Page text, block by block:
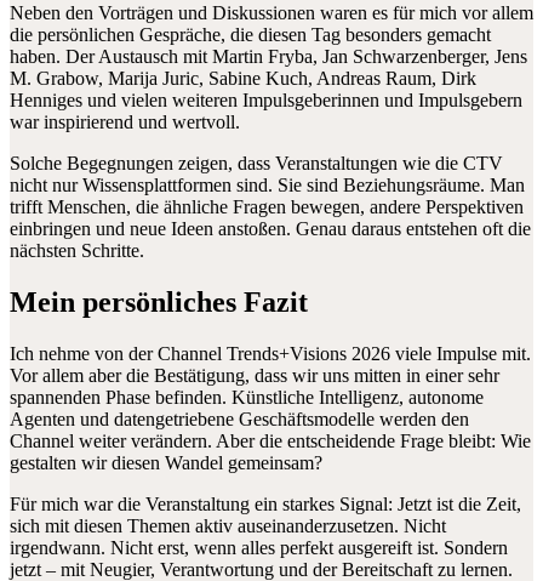
Neben den Vorträgen und Diskussionen waren es für mich vor allem
die persönlichen Gespräche, die diesen Tag besonders gemacht
haben. Der Austausch mit Martin Fryba, Jan Schwarzenberger, Jens
M. Grabow, Marija Juric, Sabine Kuch, Andreas Raum, Dirk
Henniges und vielen weiteren Impulsgeberinnen und Impulsgebern
war inspirierend und wertvoll.
Solche Begegnungen zeigen, dass Veranstaltungen wie die CTV
nicht nur Wissensplattformen sind. Sie sind Beziehungsräume. Man
trifft Menschen, die ähnliche Fragen bewegen, andere Perspektiven
einbringen und neue Ideen anstoßen. Genau daraus entstehen oft die
nächsten Schritte.
Mein persönliches Fazit
Ich nehme von der Channel Trends+Visions 2026 viele Impulse mit.
Vor allem aber die Bestätigung, dass wir uns mitten in einer sehr
spannenden Phase befinden. Künstliche Intelligenz, autonome
Agenten und datengetriebene Geschäftsmodelle werden den
Channel weiter verändern. Aber die entscheidende Frage bleibt: Wie
gestalten wir diesen Wandel gemeinsam?
Für mich war die Veranstaltung ein starkes Signal: Jetzt ist die Zeit,
sich mit diesen Themen aktiv auseinanderzusetzen. Nicht
irgendwann. Nicht erst, wenn alles perfekt ausgereift ist. Sondern
jetzt – mit Neugier, Verantwortung und der Bereitschaft zu lernen.